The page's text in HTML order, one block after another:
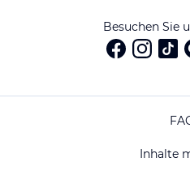
Besuchen Sie
Inhalte